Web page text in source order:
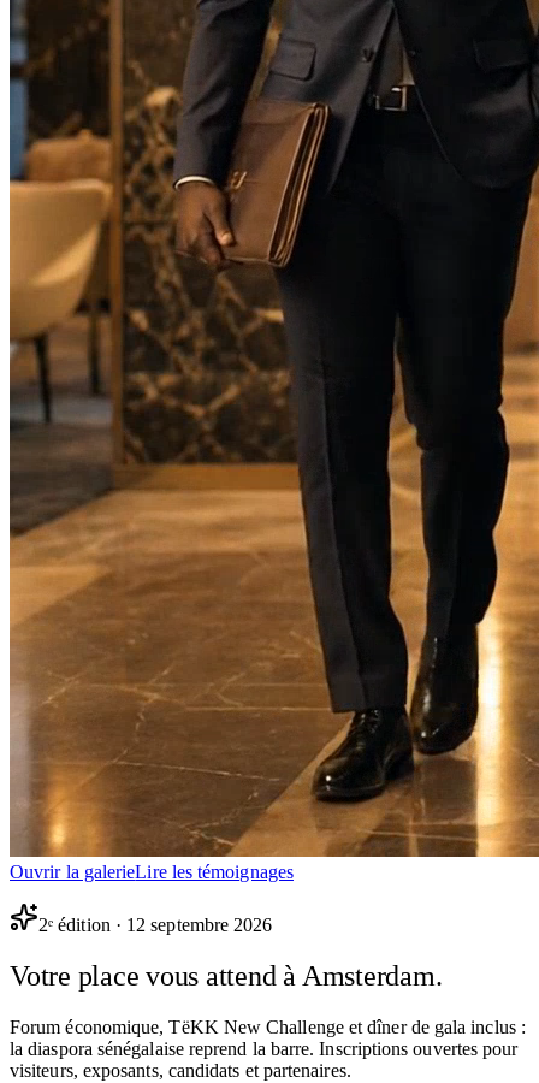
Ouvrir la galerieLire les témoignages
2ᵉ édition · 12 septembre 2026
Votre place vous attend àAmsterdam.
Forum économique, TëKK New Challenge et dîner de gala inclus :
la diaspora sénégalaise reprend la barre. Inscriptions ouvertes pour
visiteurs, exposants, candidats et partenaires.